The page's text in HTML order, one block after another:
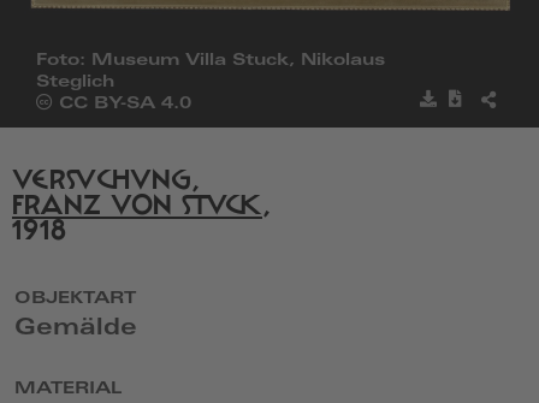
Foto: Museum Villa Stuck, Nikolaus
Steglich
CC BY-SA 4.0Öffnet
die
Creative
Commons
Bild
BILD
VERSUCHUNG,
FRANZ VON STUCK,
1918
OBJEKTART
Gemälde
MATERIAL